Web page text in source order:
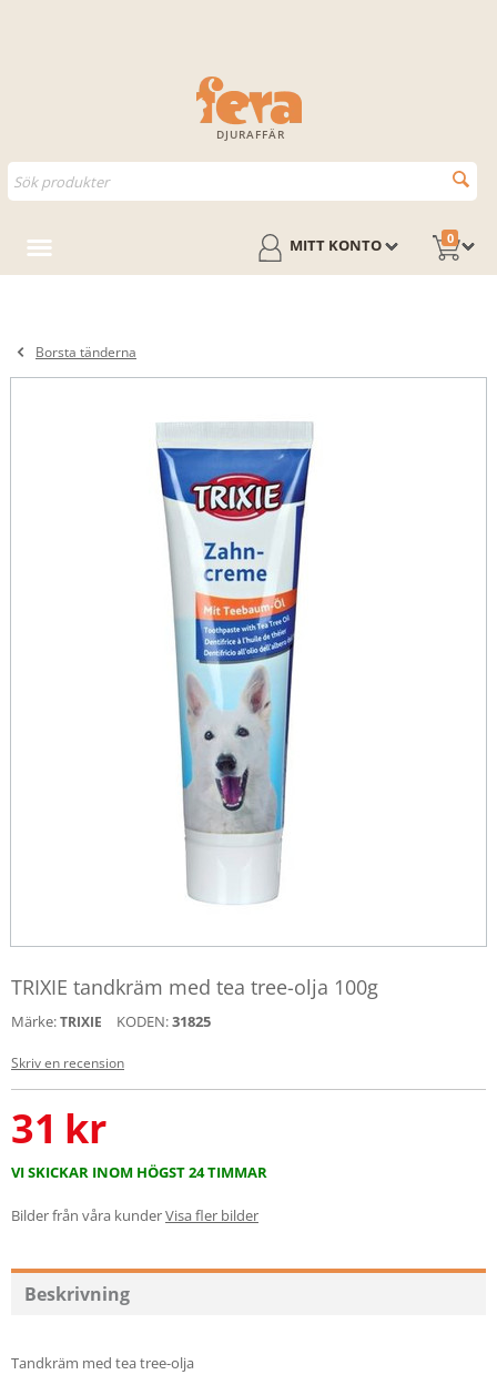
DJURAFFÄR
0
MITT KONTO
Borsta tänderna
TRIXIE tandkräm med tea tree-olja 100g
Märke:TRIXIE KODEN:31825
Skriv en recension
31 kr
VI SKICKAR INOM HÖGST 24 TIMMAR
Bilder från våra kunderVisa fler bilder
Beskrivning
Tandkräm med tea tree-olja